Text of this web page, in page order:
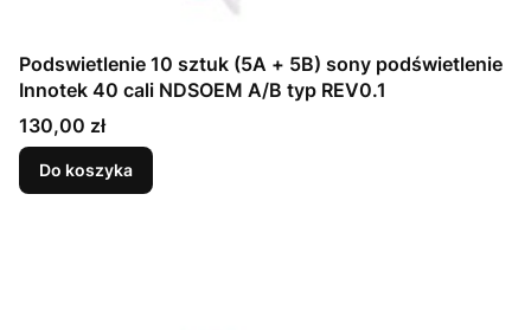
Podswietlenie 10 sztuk (5A + 5B) sony podświetlenie
Innotek 40 cali NDSOEM A/B typ REV0.1
Cena
130,00 zł
Do koszyka